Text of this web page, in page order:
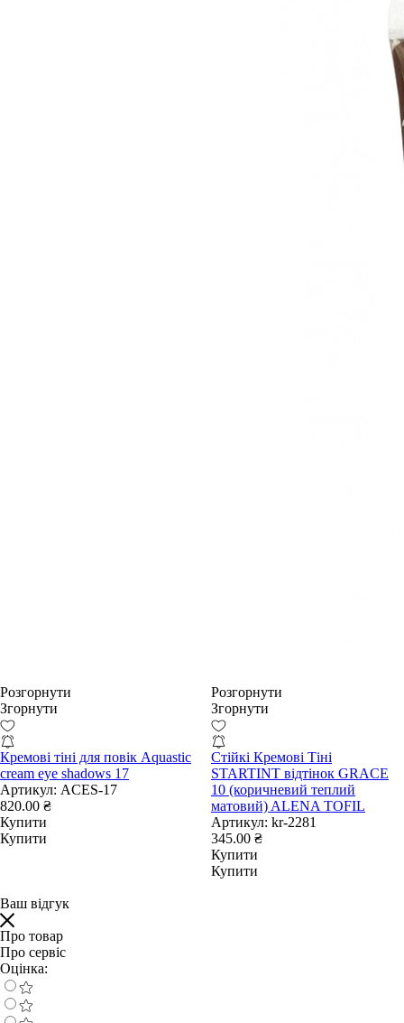
Розгорнути
Згорнути
Кремові тіні для повік Aquastic
cream eye shadows 17
Артикул: ACES-17
820.00 ₴
Купити
Купити
Розгорнути
Згорнути
Стійкі Кремові Тіні
STARTINT відтінок GRACE
10 (коричневий теплий
матовий) ALENA TOFIL
Артикул: kr-2281
345.00 ₴
Купити
Купити
Ваш відгук
Про товар
Про сервіс
Оцінка: